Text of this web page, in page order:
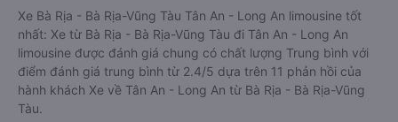
Xe Bà Rịa - Bà Rịa-Vũng Tàu Tân An - Long An limousine tốt
nhất: Xe từ Bà Rịa - Bà Rịa-Vũng Tàu đi Tân An - Long An
limousine được đánh giá chung có chất lượng Trung bình với
điểm đánh giá trung bình từ 2.4/5 dựa trên 11 phản hồi của
hành khách Xe về Tân An - Long An từ Bà Rịa - Bà Rịa-Vũng
Tàu.